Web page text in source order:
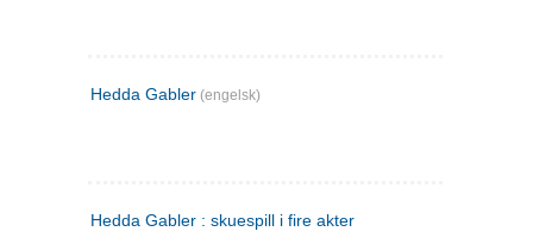
Hedda Gabler (engelsk)
Hedda Gabler : skuespill i fire akter